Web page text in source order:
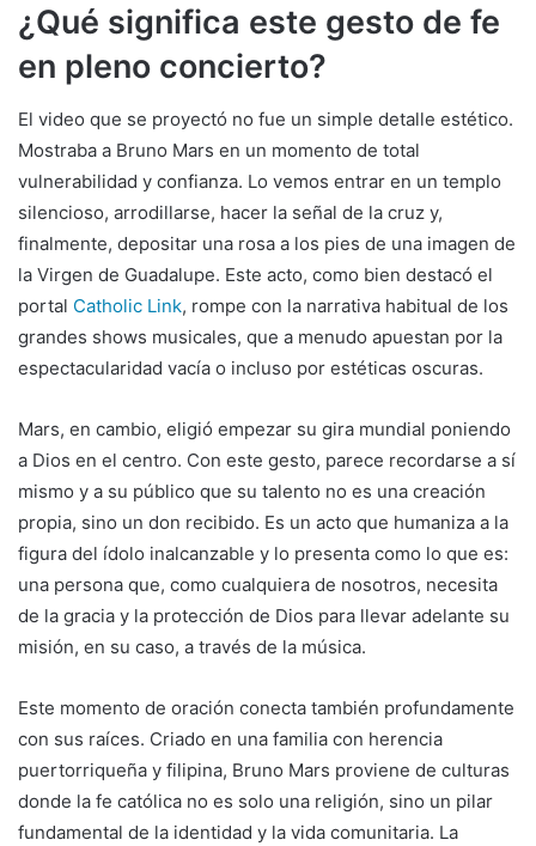
¿Qué significa este gesto de fe
en pleno concierto?
El video que se proyectó no fue un simple detalle estético.
Mostraba a Bruno Mars en un momento de total
vulnerabilidad y confianza. Lo vemos entrar en un templo
silencioso, arrodillarse, hacer la señal de la cruz y,
finalmente, depositar una rosa a los pies de una imagen de
la Virgen de Guadalupe. Este acto, como bien destacó el
portal Catholic Link, rompe con la narrativa habitual de los
grandes shows musicales, que a menudo apuestan por la
espectacularidad vacía o incluso por estéticas oscuras.
Mars, en cambio, eligió empezar su gira mundial poniendo
a Dios en el centro. Con este gesto, parece recordarse a sí
mismo y a su público que su talento no es una creación
propia, sino un don recibido. Es un acto que humaniza a la
figura del ídolo inalcanzable y lo presenta como lo que es:
una persona que, como cualquiera de nosotros, necesita
de la gracia y la protección de Dios para llevar adelante su
misión, en su caso, a través de la música.
Este momento de oración conecta también profundamente
con sus raíces. Criado en una familia con herencia
puertorriqueña y filipina, Bruno Mars proviene de culturas
donde la fe católica no es solo una religión, sino un pilar
fundamental de la identidad y la vida comunitaria. La